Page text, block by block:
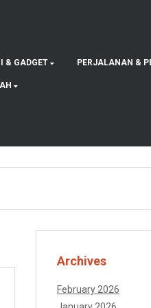
& GADGET PERJALANAN &
Archives
February 2026